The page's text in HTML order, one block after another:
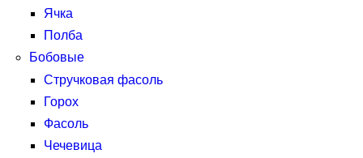
Ячка
Полба
Бобовые
Стручковая фасоль
Горох
Фасоль
Чечевица